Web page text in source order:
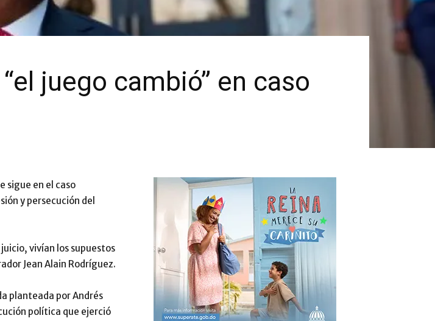
juego cambió” en caso
sigue en el caso
y persecución del
vivían los supuestos
Jean Alain Rodríguez.
planteada por Andrés
política que ejerció